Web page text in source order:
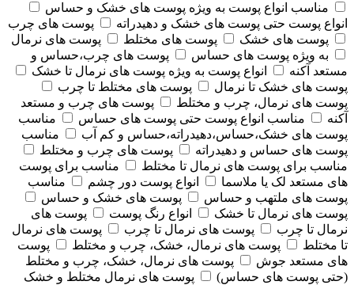
مناسب انواع پوست به ویژه پوست های خشک و حساس
انواع پوست حتی پوست های خشک و دهیدراته
پوست های چرب
پوست های خشک
پوست های مختلط
پوست های نرمال
به ویژه پوست های حساس
پوست های چرب،حساس و
مستعد آکنه
انواع پوست به ویژه پوست های نرمال تا خشک
پوست های خشک تا نرمال
پوست های مختلط تا چرب
پوست های نرمال، چرب و مختلط
پوست های چرب و مستعد
آکنه
مناسب انواع پوست حتی پوست های حساس
مناسب
پوست های خشک،حساس،دهیدراته،حساس و کم آب
مناسب
پوست های حساس و دهیدراته
پوست های چرب و مختلط
مناسب برای پوست های نرمال تا مختلط
مناسب برای پوست
های مستعد لک یا ملاسما
انواع پوست دور چشم
مناسب
پوست های ملتهب و حساس
پوست های خشک و حساس
پوست های نرمال تا خشک
انواع رنگ پوست
پوست های
نرمال تا چرب
پوست های نرمال تا چرب
پوست های نرمال
تا مختلط
پوست های نرمال، خشک، چرب و مختلط
پوست
های مستعد جوش
پوست های نرمال، خشک، چرب و مختلط
(حتی پوست های حساس)
پوست های نرمال مختلط و خشک